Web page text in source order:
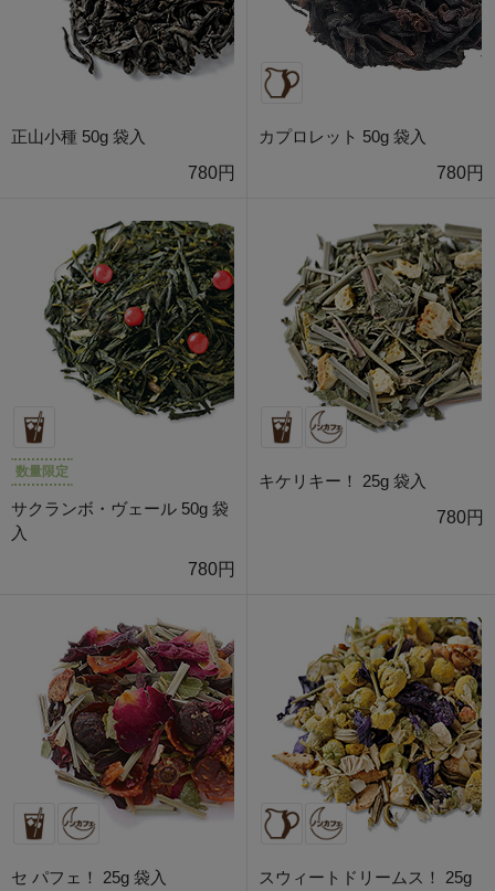
正山小種 50g 袋入
780円
カプロレット 50g 袋入
780円
数量限定
サクランボ・ヴェール 50g 袋
入
780円
キケリキー！ 25g 袋入
780円
セ パフェ！ 25g 袋入
スウィートドリームス！ 25g